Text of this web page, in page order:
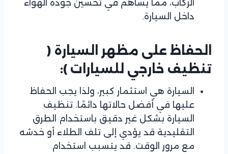
الركاب، مما يساهم في تحسين جودة الهواء
داخل السيارة.
الحفاظ على مظهر السيارة (
تنظيف خارجي للسيارات ):
السيارة هي استثمار كبير، ولذا يجب الحفاظ
عليها في أفضل حالاتها دائمًا. تنظيف
السيارة بشكل غير دقيق باستخدام الطرق
التقليدية قد يؤدي إلى تلف الطلاء أو خدشه
مع مرور الوقت. قد يتسبب استخدام